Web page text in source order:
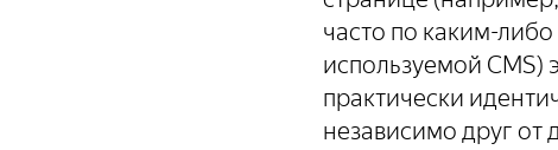
часто по каким-
используемой CMS)
практически
независимо друг от